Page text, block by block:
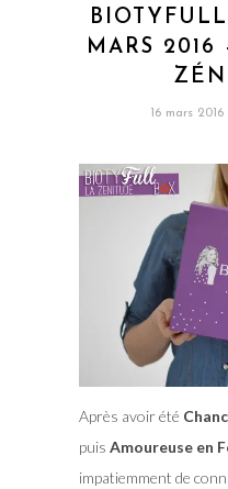
MARS 2016
16 mars 2016
Après avoir été
puis Amoureuse en
impatiemment de